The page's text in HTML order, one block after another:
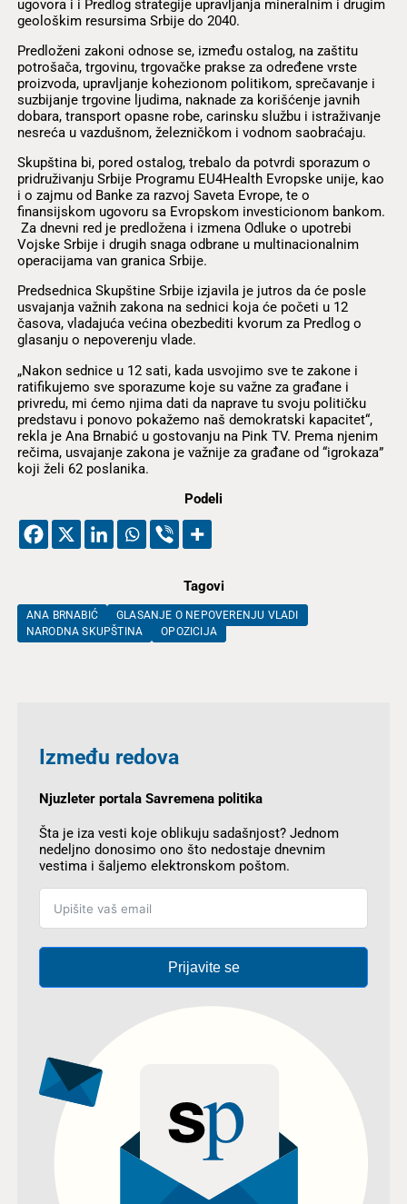
ugovora i i Predlog strategije upravljanja mineralnim i drugim
geološkim resursima Srbije do 2040.
Predloženi zakoni odnose se, između ostalog, na zaštitu
potrošača, trgovinu, trgovačke prakse za određene vrste
proizvoda, upravljanje kohezionom politikom, sprečavanje i
suzbijanje trgovine ljudima, naknade za korišćenje javnih
dobara, transport opasne robe, carinsku službu i istraživanje
nesreća u vazdušnom, železničkom i vodnom saobraćaju.
Skupština bi, pored ostalog, trebalo da potvrdi sporazum o
pridruživanju Srbije Programu EU4Health Evropske unije, kao
i o zajmu od Banke za razvoj Saveta Evrope, te o
finansijskom ugovoru sa Evropskom investicionom bankom.
Za dnevni red je predložena i izmena Odluke o upotrebi
Vojske Srbije i drugih snaga odbrane u multinacionalnim
operacijama van granica Srbije.
Predsednica Skupštine Srbije izjavila je jutros da će posle
usvajanja važnih zakona na sednici koja će početi u 12
časova, vladajuća većina obezbediti kvorum za Predlog o
glasanju o nepoverenju vlade.
„Nakon sednice u 12 sati, kada usvojimo sve te zakone i
ratifikujemo sve sporazume koje su važne za građane i
privredu, mi ćemo njima dati da naprave tu svoju političku
predstavu i ponovo pokažemo naš demokratski kapacitet“,
rekla je Ana Brnabić u gostovanju na Pink TV. Prema njenim
rečima, usvajanje zakona je važnije za građane od “igrokaza”
koji želi 62 poslanika.
Podeli
Tagovi
ANA BRNABIĆ
GLASANJE O NEPOVERENJU VLADI
NARODNA SKUPŠTINA
OPOZICIJA
Između redova
Njuzleter portala Savremena politika
Šta je iza vesti koje oblikuju sadašnjost? Jednom
nedeljno donosimo ono što nedostaje dnevnim
vestima i šaljemo elektronskom poštom.
Prijavite se